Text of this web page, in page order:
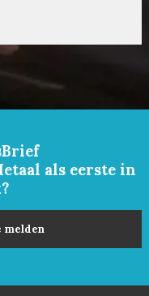
als eerste in
melden